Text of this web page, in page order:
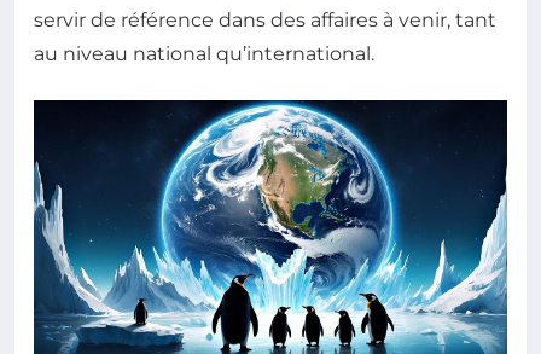
servir de référence dans des affaires à venir, tant
au niveau national qu’international.